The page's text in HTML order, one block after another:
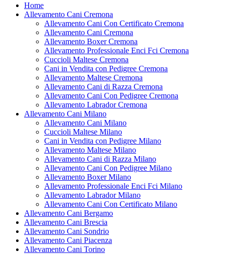
Home
Allevamento Cani Cremona
Allevamento Cani Con Certificato Cremona
Allevamento Cani Cremona
Allevamento Boxer Cremona
Allevamento Professionale Enci Fci Cremona
Cuccioli Maltese Cremona
Cani in Vendita con Pedigree Cremona
Allevamento Maltese Cremona
Allevamento Cani di Razza Cremona
Allevamento Cani Con Pedigree Cremona
Allevamento Labrador Cremona
Allevamento Cani Milano
Allevamento Cani Milano
Cuccioli Maltese Milano
Cani in Vendita con Pedigree Milano
Allevamento Maltese Milano
Allevamento Cani di Razza Milano
Allevamento Cani Con Pedigree Milano
Allevamento Boxer Milano
Allevamento Professionale Enci Fci Milano
Allevamento Labrador Milano
Allevamento Cani Con Certificato Milano
Allevamento Cani Bergamo
Allevamento Cani Brescia
Allevamento Cani Sondrio
Allevamento Cani Piacenza
Allevamento Cani Torino